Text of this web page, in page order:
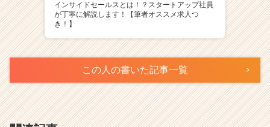
インサイドセールスとは！？スタートアップ社員
が丁寧に解説します！【筆者オススメ求人つ
き！】
この人の書いた記事一覧